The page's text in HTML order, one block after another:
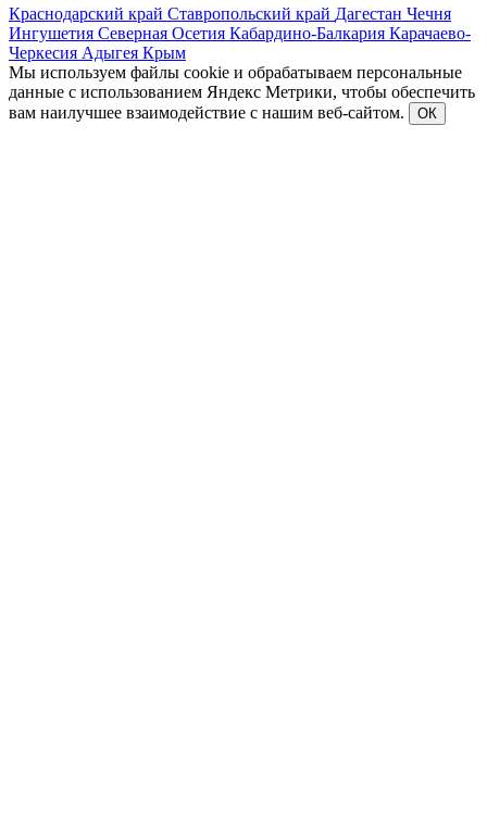
Краснодарский край Ставропольский край Дагестан Чечня
Ингушетия Северная Осетия Кабардино-Балкария Карачаево-
Черкесия Адыгея Крым
Мы используем файлы cookie и обрабатываем персональные
данные с использованием Яндекс Метрики, чтобы обеспечить
вам наилучшее взаимодействие с нашим веб-сайтом.
ОК